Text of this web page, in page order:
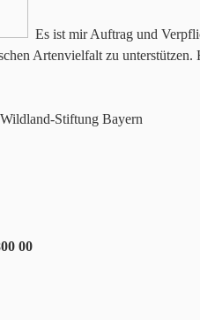
Es ist mir Auftrag und
Artenvielfalt zu unterstützen.
Stiftung Bayern
00